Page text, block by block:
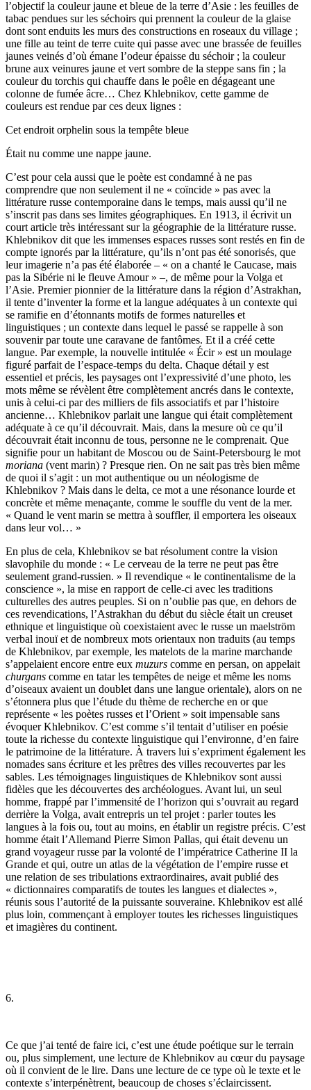
l’objectif la couleur jaune et bleue de la terre d’Asie : les feuilles de
tabac pendues sur les séchoirs qui prennent la couleur de la glaise
dont sont enduits les murs des constructions en roseaux du village ;
une fille au teint de terre cuite qui passe avec une brassée de feuilles
jaunes veinés d’où émane l’odeur épaisse du séchoir ; la couleur
brune aux veinures jaune et vert sombre de la steppe sans fin ; la
couleur du torchis qui chauffe dans le poêle en dégageant une
colonne de fumée âcre… Chez Khlebnikov, cette gamme de
couleurs est rendue par ces deux lignes :
Cet endroit orphelin sous la tempête bleue
Était nu comme une nappe jaune.
C’est pour cela aussi que le poète est condamné à ne pas
comprendre que non seulement il ne « coïncide » pas avec la
littérature russe contemporaine dans le temps, mais aussi qu’il ne
s’inscrit pas dans ses limites géogra­phiques. En 1913, il écrivit un
court article très intéressant sur la géographie de la littérature russe.
Khlebnikov dit que les immenses espaces russes sont restés en fin de
compte ignorés par la littérature, qu’ils n’ont pas été so­norisés, que
leur imagerie n’a pas été élaborée – « on a chanté le Caucase, mais
pas la Sibérie ni le fleuve Amour » –, de même pour la Volga et
l’Asie. Premier pionnier de la littérature dans la région d’Astrakhan,
il tente d’inventer la forme et la langue adéquates à un contexte qui
se ramifie en d’étonnants motifs de formes naturelles et
linguistiques ; un contexte dans lequel le passé se rappelle à son
souvenir par toute une caravane de fantômes. Et il a créé cette
langue. Par exemple, la nouvelle intitulée « Écir » est un moulage
figuré parfait de l’espace-temps du delta. Chaque détail y est
essentiel et précis, les paysages ont l’expressivité d’une photo, les
mots même se révèlent être complètement ancrés dans le contexte,
unis à celui-ci par des milliers de fils associatifs et par l’histoire
ancienne… Khlebnikov parlait une langue qui était complètement
adéquate à ce qu’il découvrait. Mais, dans la mesure où ce qu’il
découvrait était inconnu de tous, personne ne le comprenait. Que
signifie pour un habitant de Moscou ou de Saint-Petersbourg le mot
moriana (vent marin) ? Presque rien. On ne sait pas très bien même
de quoi il s’agit : un mot authentique ou un néologisme de
Khlebnikov ? Mais dans le delta, ce mot a une résonance lourde et
concrète et même menaçante, comme le souffle du vent de la mer.
« Quand le vent marin se mettra à souffler, il emportera les oiseaux
dans leur vol… »
En plus de cela, Khlebnikov se bat résolument contre la vision
slavophile du monde : « Le cerveau de la terre ne peut pas être
seulement grand-russien. » Il revendique « le continentalisme de la
conscience », la mise en rapport de celle-ci avec les traditions
culturelles des autres peuples. Si on n’oublie pas que, en dehors de
ces revendications, l’Astrakhan du début du siècle était un creuset
ethnique et linguistique où coexistaient avec le russe un maelström
verbal inouï et de nombreux mots orientaux non traduits (au temps
de Khlebnikov, par exemple, les matelots de la marine marchande
s’appelaient encore entre eux muzurs comme en persan, on appelait
chur­gans comme en tatar les tempêtes de neige et même les noms
d’oiseaux avaient un doublet dans une langue orientale), alors on ne
s’étonnera plus que l’étude du thème de recherche en or que
représente « les poètes russes et l’Orient » soit impensable sans
évoquer Khlebnikov. C’est comme s’il tentait d’utiliser en poésie
toute la richesse du contexte linguistique qui l’environne, d’en faire
le patrimoine de la littérature. À travers lui s’expriment également les
nomades sans écriture et les prêtres des villes recouvertes par les
sables. Les témoignages linguistiques de Khlebnikov sont aussi
fidèles que les dé­couvertes des archéologues. Avant lui, un seul
homme, frappé par l’immen­sité de l’horizon qui s’ouvrait au regard
derrière la Volga, avait entrepris un tel projet : parler toutes les
langues à la fois ou, tout au moins, en établir un registre précis. C’est
homme était l’Allemand Pierre Simon Pallas, qui était devenu un
grand voyageur russe par la volonté de l’impératrice Catherine II la
Grande et qui, outre un atlas de la végétation de l’empire russe et
une relation de ses tribulations extraordinaires, avait publié des
« dictionnaires comparatifs de toutes les langues et dialectes »,
réunis sous l’autorité de la puissante souveraine. Khlebnikov est allé
plus loin, commençant à employer toutes les richesses linguistiques
et imagières du continent.
6.
Ce que j’ai tenté de faire ici, c’est une étude poétique sur le terrain
ou, plus simplement, une lecture de Khlebnikov au cœur du paysage
où il convient de le lire. Dans une lecture de ce type où le texte et le
contexte s’interpénètrent, beaucoup de choses s’éclaircissent.